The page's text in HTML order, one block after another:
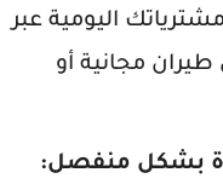
اليومية عبر
طيران مجانية أو
بشكل منفصل: